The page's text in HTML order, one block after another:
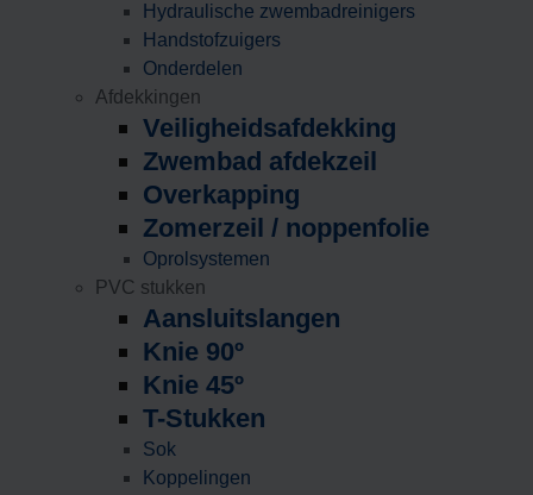
Hydraulische zwembadreinigers
Handstofzuigers
Onderdelen
Afdekkingen
Veiligheidsafdekking
Zwembad afdekzeil
Overkapping
Zomerzeil / noppenfolie
Oprolsystemen
PVC stukken
Aansluitslangen
Knie 90º
Knie 45º
T-Stukken
Sok
Koppelingen